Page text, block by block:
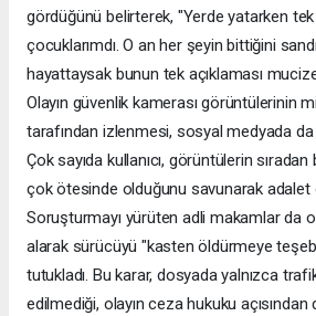
gördüğünü belirterek, "Yerde yatarken
çocuklarımdı. O an her şeyin bittiğini
hayattaysak bunun tek açıklaması
Olayın güvenlik kamerası görüntülerinin
tarafından izlenmesi, sosyal medyada da
Çok sayıda kullanıcı, görüntülerin sıradan
çok ötesinde olduğunu savunarak adalet
Soruşturmayı yürüten adli makamlar da
alarak sürücüyü "kasten öldürmeye
tutukladı. Bu karar, dosyada yalnızca
edilmediği, olayın ceza hukuku açısından